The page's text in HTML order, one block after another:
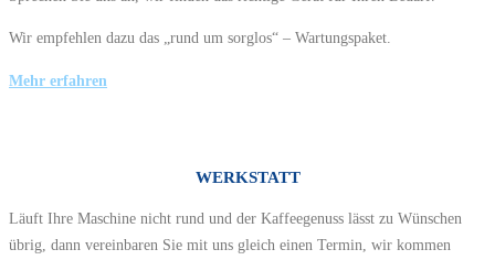
Wir empfehlen dazu das „rund um sorglos“ – Wartungspaket.
Mehr erfahren
WERKSTATT
Läuft Ihre Maschine nicht rund und der Kaffeegenuss lässt zu Wünschen
übrig, dann vereinbaren Sie mit uns gleich einen Termin, wir kommen